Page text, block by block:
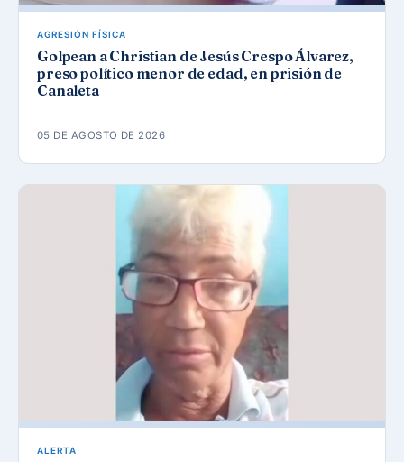
AGRESIÓN FÍSICA
Golpean a Christian de Jesús Crespo Álvarez,
preso político menor de edad, en prisión de
Canaleta
05 DE AGOSTO DE 2026
ALERTA